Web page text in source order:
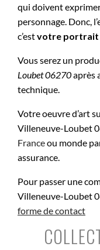
qui doivent
personnage. Donc,
c’estvotre portrait
Vous serez un
Loubet 06270après
technique.
Votre oeuvre d’art
Villeneuve-Loubet
Franceou monde
assurance.
Pour passer une
Villeneuve-Loubet
forme de contact